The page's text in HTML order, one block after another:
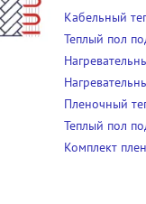
Кабельный
Теплый пол
Пленочный
Теплый пол
Комплект